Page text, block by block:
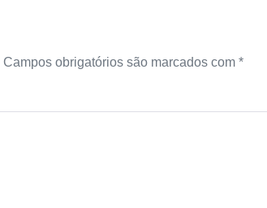
Campos obrigatórios são marcados com *